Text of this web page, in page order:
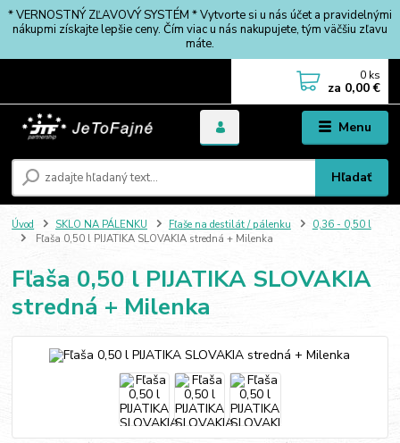
* VERNOSTNÝ ZĽAVOVÝ SYSTÉM * Vytvorte si u nás účet a pravidelnými
nákupmi získajte lepšie ceny. Čím viac u nás nakupujete, tým väčšiu zľavu
máte.
Menu
Hľadať
0 ks
za 0,00 €
Úvod SKLO NA PÁLENKU Fľaše na destilát / pálenku
0,36 - 0,50 l
Fľaša 0,50 l PIJATIKA SLOVAKIA stredná + Milenka
Fľaša 0,50 l PIJATIKA SLOVAKIA
stredná + Milenka